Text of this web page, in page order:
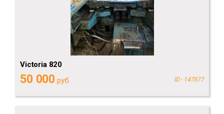
Victoria 820
50 000 руб. ID - 147577